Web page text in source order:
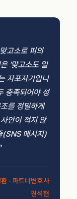
고소로 피의
'맞고소도 일
자포자기입니
충족되어야 성
를 정밀하게
안이 적지 않
(SNS 메시지)
· 파트너변호사
권석현